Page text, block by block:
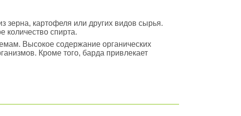
зерна, картофеля или других видов сырья.
количество спирта.
Высокое содержание органических
Кроме того, барда привлекает